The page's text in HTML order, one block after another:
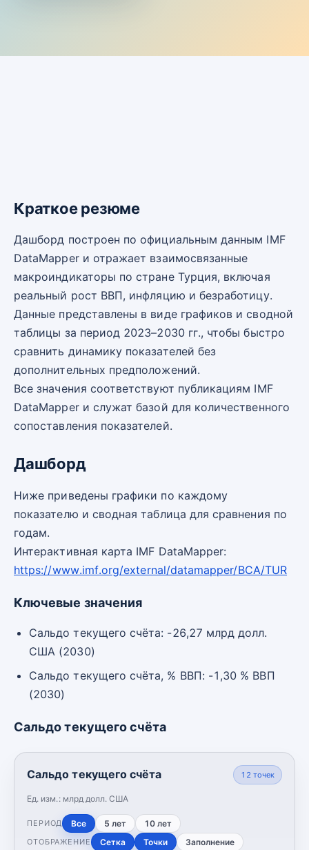
Краткое резюме
Дашборд построен по официальным данным IMF
DataMapper и отражает взаимосвязанные
макроиндикаторы по стране Турция, включая
реальный рост ВВП, инфляцию и безработицу.
Данные представлены в виде графиков и сводной
таблицы за период 2023–2030 гг., чтобы быстро
сравнить динамику показателей без
дополнительных предположений.
Все значения соответствуют публикациям IMF
DataMapper и служат базой для количественного
сопоставления показателей.
Дашборд
Ниже приведены графики по каждому
показателю и сводная таблица для сравнения по
годам.
Интерактивная карта IMF DataMapper:
https://www.imf.org/external/datamapper/BCA/TUR
Ключевые значения
Сальдо текущего счёта: -26,27 млрд долл.
США (2030)
Сальдо текущего счёта, % ВВП: -1,30 % ВВП
(2030)
Сальдо текущего счёта
Сальдо текущего счёта
Ед. изм.: млрд долл. США
12 точек
ПЕРИОД Все 5 лет 10 лет
ОТОБРАЖЕНИЕ Сетка Точки Заполнение